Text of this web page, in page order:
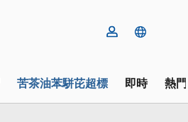
苦茶油苯駢芘超標 即時 熱